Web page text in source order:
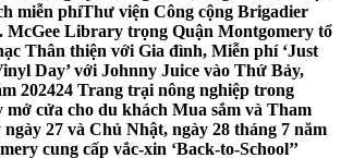
miễn phíThư viện Công cộng Brigadier
McGee Library trọng Quận Montgomery tổ
Thân thiện với Gia đình, Miễn phí ‘Just
Day’ với Johnny Juice vào Thứ Bảy,
202424 Trang trại nông nghiệp trong
mở cửa cho du khách Mua sắm và Tham
27 và Chủ Nhật, ngày 28 tháng 7 năm
cung cấp vắc-xin ‘Back-to-School’’